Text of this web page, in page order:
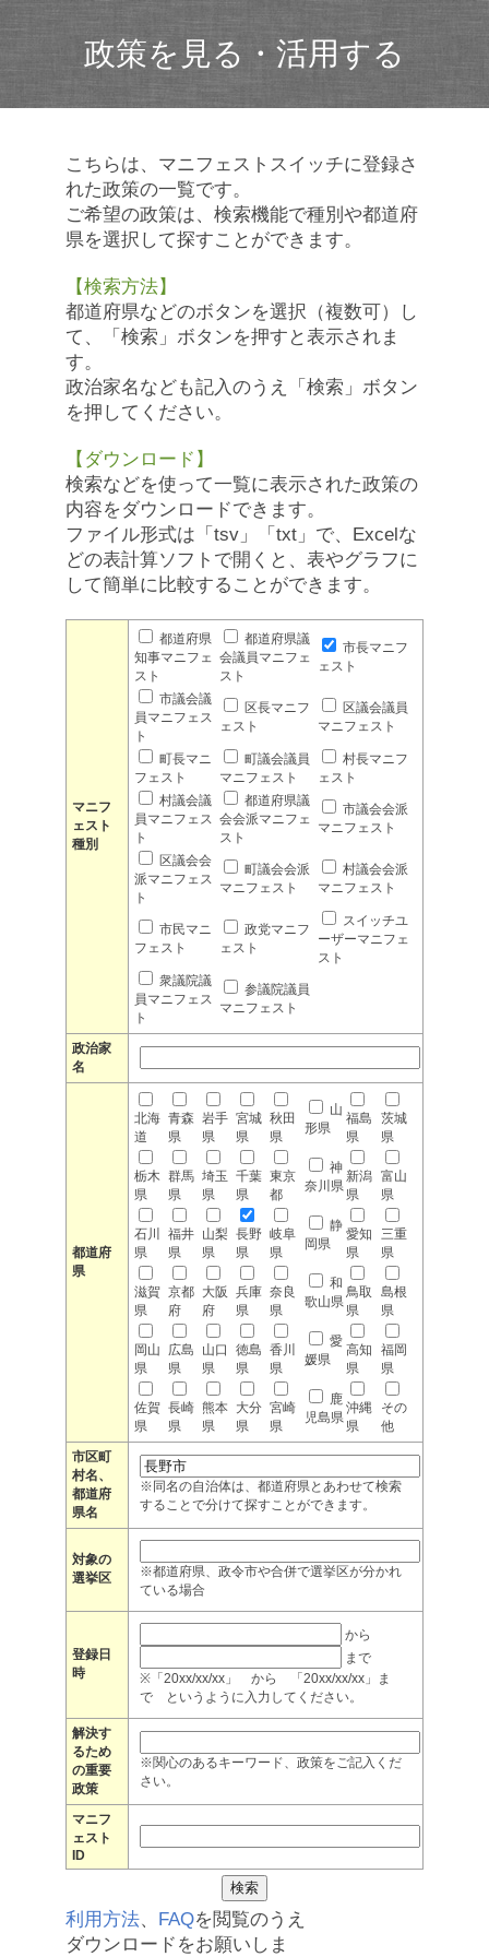
政策を見る・活用する
こちらは、マニフェストスイッチに登録さ
れた政策の一覧です。
ご希望の政策は、検索機能で種別や都道府
県を選択して探すことができます。
【検索方法】
都道府県などのボタンを選択（複数可）し
て、「検索」ボタンを押すと表示されま
す。
政治家名なども記入のうえ「検索」ボタン
を押してください。
【ダウンロード】
検索などを使って一覧に表示された政策の
内容をダウンロードできます。
ファイル形式は「tsv」「txt」で、Excelな
どの表計算ソフトで開くと、表やグラフに
して簡単に比較することができます。
マニフ
ェスト
種別
都道府県
知事マニフェ
スト
都道府県議
会議員マニフェ
スト
市長マニフ
ェスト
市議会議
員マニフェス
ト
区長マニフ
ェスト
区議会議員
マニフェスト
町長マニ
フェスト
町議会議員
マニフェスト
村長マニフ
ェスト
村議会議
員マニフェス
ト
都道府県議
会会派マニフェ
スト
市議会会派
マニフェスト
区議会会
派マニフェス
ト
町議会会派
マニフェスト
村議会会派
マニフェスト
市民マニ
フェスト
政党マニフ
ェスト
スイッチユ
ーザーマニフェ
スト
衆議院議
員マニフェス
ト
参議院議員
マニフェスト
政治家
名
都道府
県
北海
道
青森
県
岩手
県
宮城
県
秋田
県
山
形県
福島
県
茨城
県
栃木
県
群馬
県
埼玉
県
千葉
県
東京
都
神
奈川県
新潟
県
富山
県
石川
県
福井
県
山梨
県
長野
県
岐阜
県
静
岡県
愛知
県
三重
県
滋賀
県
京都
府
大阪
府
兵庫
県
奈良
県
和
歌山県
鳥取
県
島根
県
岡山
県
広島
県
山口
県
徳島
県
香川
県
愛
媛県
高知
県
福岡
県
佐賀
県
長崎
県
熊本
県
大分
県
宮崎
県
鹿
児島県
沖縄
県
その
他
市区町
村名、
都道府
県名
※同名の自治体は、都道府県とあわせて検索
することで分けて探すことができます。
対象の
選挙区
※都道府県、政令市や合併で選挙区が分かれ
ている場合
登録日
時
から
まで
※「20xx/xx/xx」 から 「20xx/xx/xx」ま
で というように入力してください。
解決す
るため
の重要
政策
※関心のあるキーワード、政策をご記入くだ
さい。
マニフ
ェスト
ID
利用方法、 FAQを閲覧のうえ
ダウンロードをお願いしま